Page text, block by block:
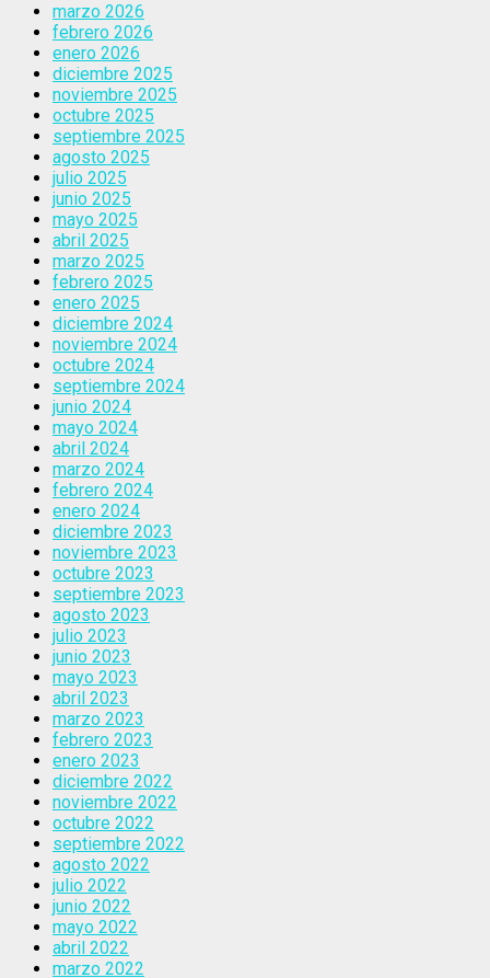
marzo 2026
febrero 2026
enero 2026
diciembre 2025
noviembre 2025
octubre 2025
septiembre 2025
agosto 2025
julio 2025
junio 2025
mayo 2025
abril 2025
marzo 2025
febrero 2025
enero 2025
diciembre 2024
noviembre 2024
octubre 2024
septiembre 2024
junio 2024
mayo 2024
abril 2024
marzo 2024
febrero 2024
enero 2024
diciembre 2023
noviembre 2023
octubre 2023
septiembre 2023
agosto 2023
julio 2023
junio 2023
mayo 2023
abril 2023
marzo 2023
febrero 2023
enero 2023
diciembre 2022
noviembre 2022
octubre 2022
septiembre 2022
agosto 2022
julio 2022
junio 2022
mayo 2022
abril 2022
marzo 2022